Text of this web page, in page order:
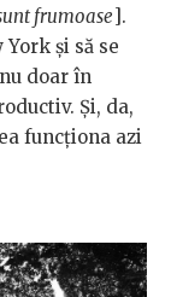
frumoase ].
și să se
doar în
Și, da,
funcționa azi